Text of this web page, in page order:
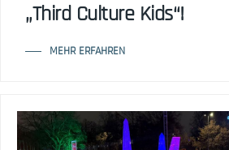
„Third Culture Kids“!
MEHR ERFAHREN